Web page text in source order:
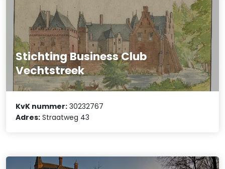
Stichting Business Club
Vechtstreek
KvK nummer: 30232767
Adres: Straatweg 43